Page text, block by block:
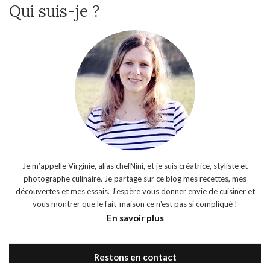
Qui suis-je ?
Je m’appelle Virginie, alias chefNini, et je suis créatrice, styliste et
photographe culinaire. Je partage sur ce blog mes recettes, mes
découvertes et mes essais. J'espère vous donner envie de cuisiner et
vous montrer que le fait-maison ce n'est pas si compliqué !
En savoir plus
Restons en contact